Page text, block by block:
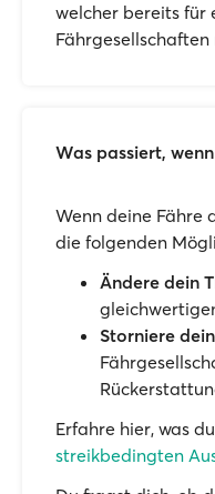
welcher bereits für
Was passiert,
Wenn deine Fähre
die folgenden
Ändere dein
Storniere
Erfahre hier, was
streikbedingten